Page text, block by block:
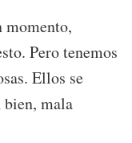
momento,
Pero tenemos
Ellos se
mala